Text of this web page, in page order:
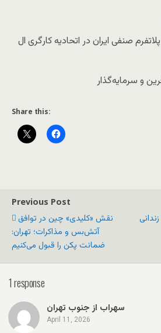
صنفی ایران در اتحادیه کارگری ال
Share this:
Previous Post
نقش «کلیدی» چین در توافق
آتش‌بس و مذاکرات؛ تهران:
ضمانت پکن را قبول می‌کنیم
رضایت اولیای دم؛ رهایی ۲ زندانی
1 response
سهراب از جنوب تهران
April 11, 2026